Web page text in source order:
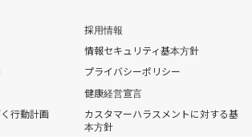
採用情報
情報セキュリティ基本方針
プライバシーポリシー
健康経営宣言
行動計画
カスタマーハラスメントに対する基
本方針